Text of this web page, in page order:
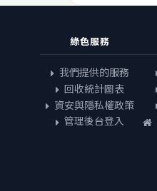
綠色服務
我們提供的服務
回收統計圖表
資安與隱私權政策
管理後台登入